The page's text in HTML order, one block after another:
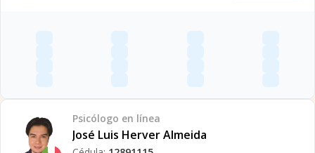
Psicólogo en línea
José Luis Herver Almeida